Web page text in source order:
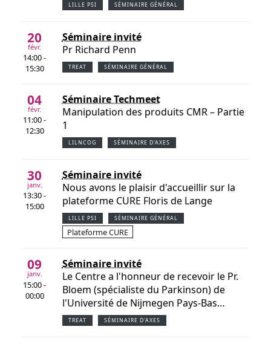
LILLE PSI SÉMINAIRE GÉNÉRAL
20
févr.
14:00 -
15:30
Séminaire invité
Pr Richard Penn
TREAT SÉMINAIRE GÉNÉRAL
04
févr.
11:00 -
12:30
Séminaire Techmeet
Manipulation des produits CMR – Partie
1
LILNCOG SÉMINAIRE D'AXES
30
janv.
13:30 -
15:00
Séminaire invité
Nous avons le plaisir d'accueillir sur la
plateforme CURE Floris de Lange
LILLE PSI SÉMINAIRE GÉNÉRAL
Plateforme CURE
09
janv.
15:00 -
00:00
Séminaire invité
Le Centre a l'honneur de recevoir le Pr.
Bloem (spécialiste du Parkinson) de
l'Université de Nijmegen Pays-Bas…
TREAT SÉMINAIRE D'AXES